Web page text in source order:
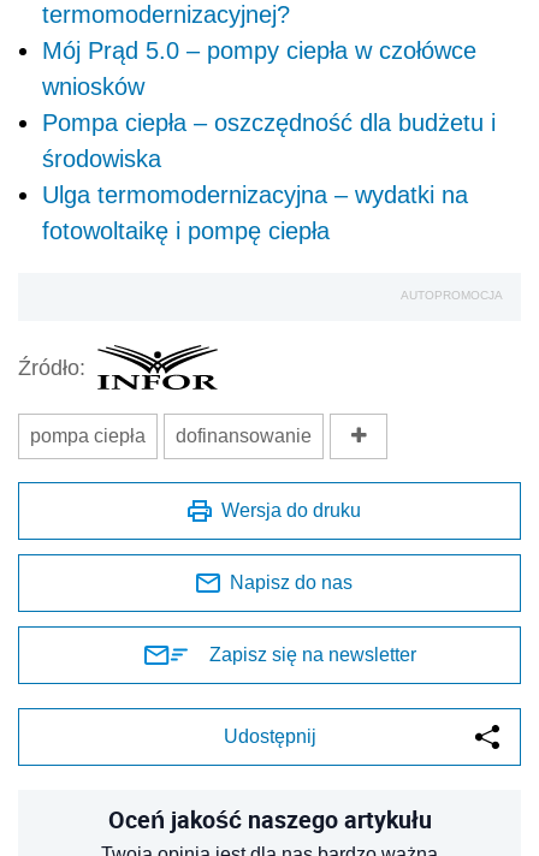
termomodernizacyjnej?
Mój Prąd 5.0 – pompy ciepła w czołówce
wniosków
Pompa ciepła – oszczędność dla budżetu i
środowiska
Ulga termomodernizacyjna – wydatki na
fotowoltaikę i pompę ciepła
AUTOPROMOCJA
Źródło:
pompa ciepła dofinansowanie
Wersja do druku
Napisz do nas
Zapisz się na newsletter
Udostępnij
Oceń jakość naszego artykułu